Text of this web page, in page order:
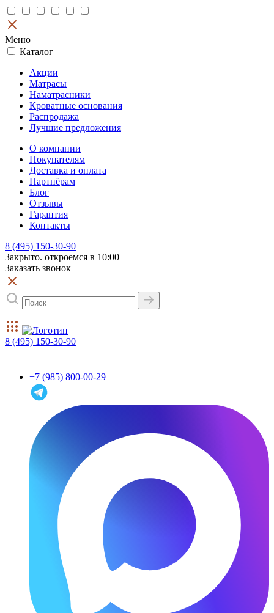
Меню
Каталог
Акции
Матрасы
Наматрасники
Кроватные основания
Распродажа
Лучшие предложения
О компании
Покупателям
Доставка и оплата
Партнёрам
Блог
Отзывы
Гарантия
Контакты
8 (495) 150-30-90
Закрыто. откроемся в 10:00
Заказать звонок
8 (495) 150-30-90
+7 (985) 800-00-29